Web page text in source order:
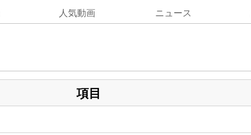
人気動画 ニュース
項目